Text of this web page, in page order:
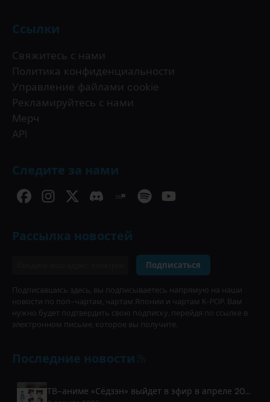
Ссылки
Свяжитесь с нами
Политика конфиденциальности
Управление файлами cookie
Рекламируйтесь с нами
Мерч
API
Следите за нами
Рассылка новостей
Подписаться
Подписавшись здесь, вы подписываетесь напрямую на наши
новости по поп-чартам, чартам Японии и чартам K-POP. Вам
нужно будет подтвердить свою подписку, перейдя по ссылке в
электронном письме, которое вы получите.
Последние новости
ТВ-аниме «Сёдзэн» выйдет в эфир в апреле 2027 года на Fuji TV